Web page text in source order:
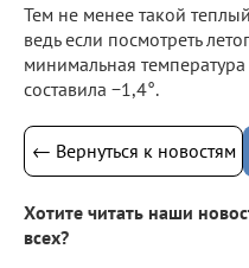
Тем не менее такой
ведь если посмотреть
минимальная
составила −1,4°.
← Вернуться к новостям
Хотите читать наши
всех?